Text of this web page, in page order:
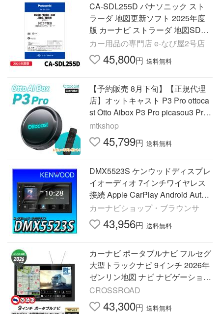
CA-SDL255D パナソニック スト
ラーダ 地図更新ソフト 2025年度
版 カーナビ ストラーダ 地図SDH
Cメモリーカード
カー用品の専門店 e-なび屋2号店
45,800円 送料無料
【予約販売 8月下旬】【正規代理
店】オットキャスト P3 Pro ottoca
st Otto Aibox P3 Pro picasou3 Pro
P3P carplay AndroidAuto nanoSIM
対応 カーナビ
mtkshop
45,799円 送料無料
DMX5523S ケンウッドディスプレ
イオーディオ 7インチワイヤレス
接続 Apple CarPlay Android Auto
ステリモ対応ワイヤレスミラーリ
ング
カーナビショップ・ブラウンサ
43,956円 送料無料
カーナビ ポータブルナビ フルセグ
大型トラックナビ 9インチ 2026年
ゼンリン地図 ナビ ナビゲーション
後付け 地デジ 2画面分割表示 PN0
909ATP DreamMaker
CROSSROAD
43,300円 送料無料